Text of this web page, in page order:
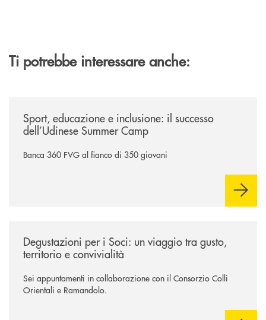
Ti potrebbe interessare anche:
Sport, educazione e inclusione: il successo
dell’Udinese Summer Camp
Banca 360 FVG al fianco di 350 giovani
Degustazioni per i Soci: un viaggio tra gusto,
territorio e convivialità
Sei appuntamenti in collaborazione con il Consorzio Colli
Orientali e Ramandolo.